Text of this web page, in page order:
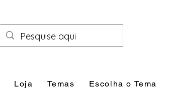
Loja Temas Escolha o Tema